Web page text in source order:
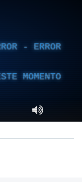
- ERROR
MOMENTO